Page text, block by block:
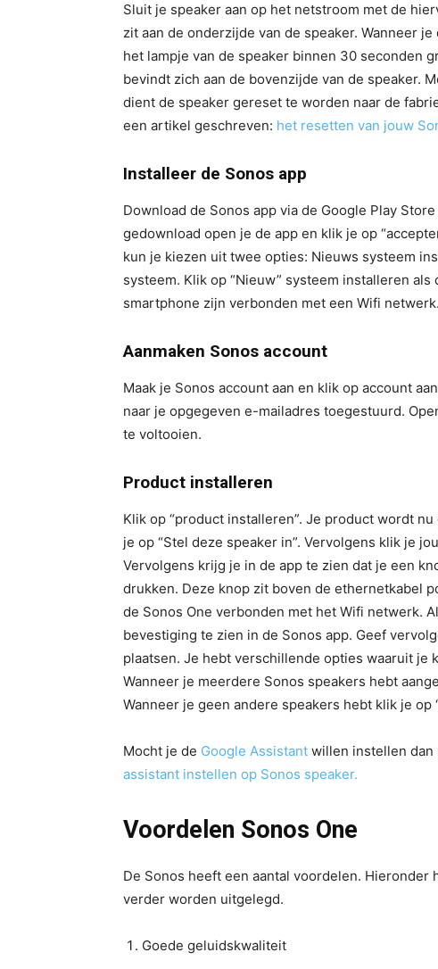
Sluit je speaker aan op het netstroom met de
zit aan de onderzijde van de speaker. Wanneer
het lampje van de speaker binnen 30 seconden
bevindt zich aan de bovenzijde van de speaker.
dient de speaker gereset te worden naar de
een artikel geschreven: het resetten van jouw
Installeer de Sonos app
Download de Sonos app via de Google Play
gedownload open je de app en klik je op
kun je kiezen uit twee opties: Nieuws systeem
systeem. Klik op “Nieuw” systeem installeren
smartphone zijn verbonden met een Wifi
Aanmaken Sonos account
Maak je Sonos account aan en klik op account
naar je opgegeven e-mailadres toegestuurd.
te voltooien.
Product installeren
Klik op “product installeren”. Je product wordt
je op “Stel deze speaker in”. Vervolgens klik je
Vervolgens krijg je in de app te zien dat je een
drukken. Deze knop zit boven de ethernetkabel
de Sonos One verbonden met het Wifi netwerk.
bevestiging te zien in de Sonos app. Geef
plaatsen. Je hebt verschillende opties waaruit je
Wanneer je meerdere Sonos speakers hebt
Wanneer je geen andere speakers hebt klik je op
Mocht je de Google Assistant willen instellen dan
assistant instellen op Sonos speaker.
Voordelen Sonos One
De Sonos heeft een aantal voordelen.
verder worden uitgelegd.
Goede geluidskwaliteit